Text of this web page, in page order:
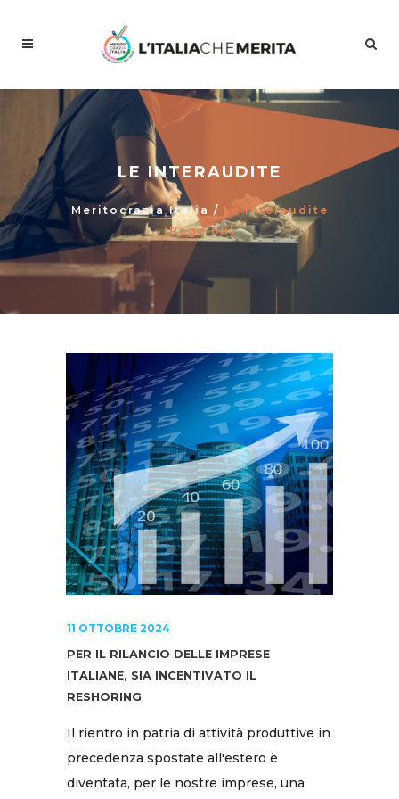
LE INTERAUDITE
Meritocrazia Italia / Le Interaudite
(Page 68)
11 OTTOBRE 2024
PER IL RILANCIO DELLE IMPRESE
ITALIANE, SIA INCENTIVATO IL
RESHORING
Il rientro in patria di attività produttive in
precedenza spostate all'estero è
diventata, per le nostre imprese, una